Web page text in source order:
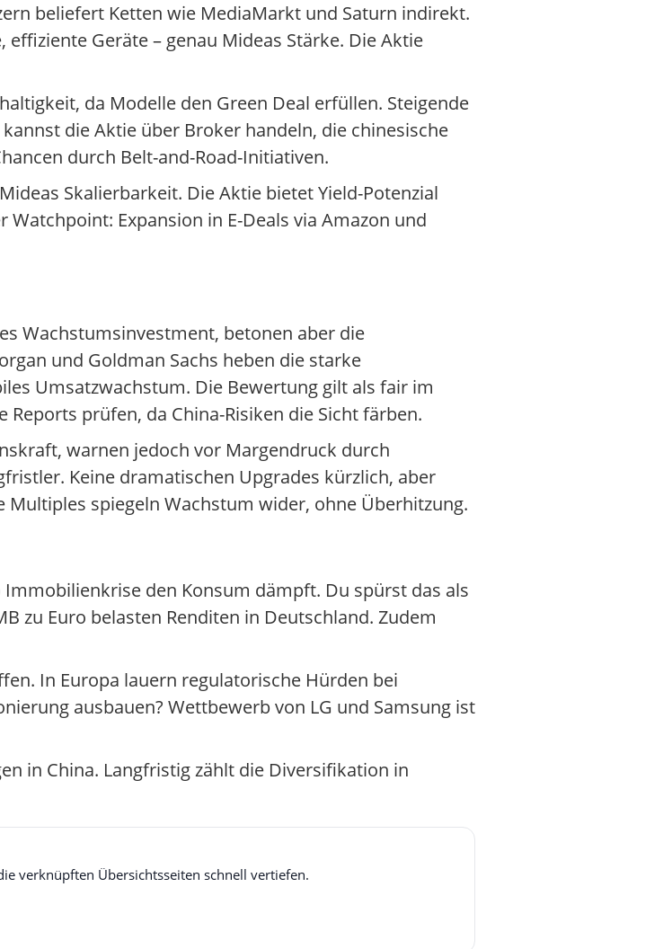
beliefert Ketten wie MediaMarkt und Saturn indirekt.
Geräte – genau Mideas Stärke. Die Aktie
da Modelle den Green Deal erfüllen. Steigende
die Aktie über Broker handeln, die chinesische
durch Belt-and-Road-Initiativen.
Skalierbarkeit. Die Aktie bietet Yield-Potenzial
Expansion in E-Deals via Amazon und
Wachstumsinvestment, betonen aber die
und Goldman Sachs heben die starke
Umsatzwachstum. Die Bewertung gilt als fair im
prüfen, da China-Risiken die Sicht färben.
warnen jedoch vor Margendruck durch
Keine dramatischen Upgrades kürzlich, aber
spiegeln Wachstum wider, ohne Überhitzung.
den Konsum dämpft. Du spürst das als
zu Euro belasten Renditen in Deutschland. Zudem
In Europa lauern regulatorische Hürden bei
ausbauen? Wettbewerb von LG und Samsung ist
in China. Langfristig zählt die Diversifikation in
verknüpften Übersichtsseiten schnell vertiefen.